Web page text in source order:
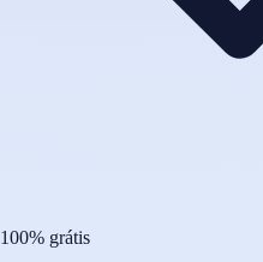
100% grátis